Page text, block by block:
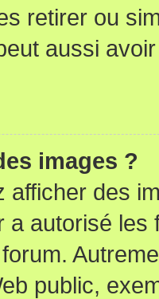
retirer ou
aussi
images ?
afficher des
a autorisé
public,